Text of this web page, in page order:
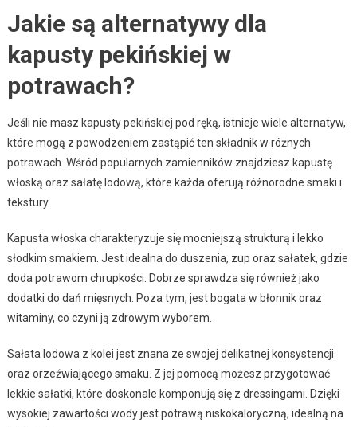
Jakie są alternatywy dla
kapusty pekińskiej w
potrawach?
Jeśli nie masz kapusty pekińskiej pod ręką, istnieje wiele alternatyw,
które mogą z powodzeniem zastąpić ten składnik w różnych
potrawach. Wśród popularnych zamienników znajdziesz kapustę
włoską oraz sałatę lodową, które każda oferują różnorodne smaki i
tekstury.
Kapusta włoska charakteryzuje się mocniejszą strukturą i lekko
słodkim smakiem. Jest idealna do duszenia, zup oraz sałatek, gdzie
doda potrawom chrupkości. Dobrze sprawdza się również jako
dodatki do dań mięsnych. Poza tym, jest bogata w błonnik oraz
witaminy, co czyni ją zdrowym wyborem.
Sałata lodowa z kolei jest znana ze swojej delikatnej konsystencji
oraz orzeźwiającego smaku. Z jej pomocą możesz przygotować
lekkie sałatki, które doskonale komponują się z dressingami. Dzięki
wysokiej zawartości wody jest potrawą niskokaloryczną, idealną na